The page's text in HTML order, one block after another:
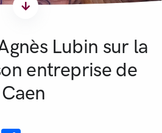
Lubin sur la
entreprise de